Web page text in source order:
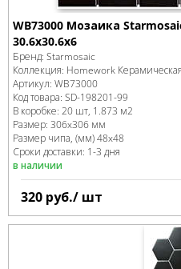
WB73000 Мозаика
30.6х30.6х6
Бренд: Starmosaic
Коллекция: Homework
Артикул: WB73000
Код товара: SD-198201-99
В коробке: 20 шт, 1.873 м2
Размер: 306x306 мм
Размер чипа, (мм)48x48
Сроки доставки: 1-3 дня
в наличии
320 руб./ шт